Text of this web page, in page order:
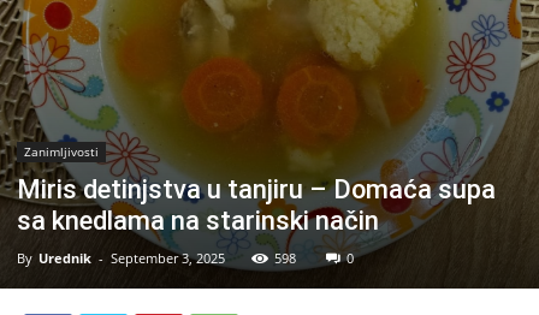
Zanimljivosti
Miris detinjstva u tanjiru – Domaća supa
sa knedlama na starinski način
By Urednik - September 3, 2025 598 0